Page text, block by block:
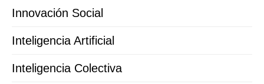
Innovación Social
Inteligencia Artificial
Inteligencia Colectiva